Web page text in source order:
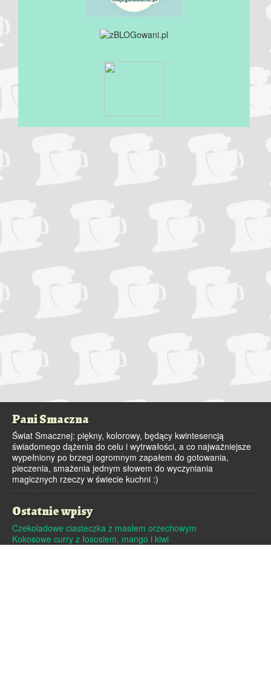
Pani Smaczna
Świat Smacznej: piękny, kolorowy, będący kwintesencją
świadomego dążenia do celu i wytrwałości, a co najważniejsze
wypełniony po brzegi ogromnym zapałem do gotowania,
pieczenia, smażenia jednym słowem do wyczyniania
magicznych rzeczy w świecie kuchni :)
Ostatnie wpisy
Czekoladowe ciasteczka z masłem orzechowym
Kokosowe curry z łososiem, mango i kiwi